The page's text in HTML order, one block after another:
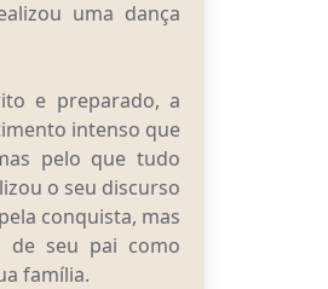
uma dança
e preparado, a
intenso que
pelo que tudo
o seu discurso
conquista, mas
de seu pai como
família.